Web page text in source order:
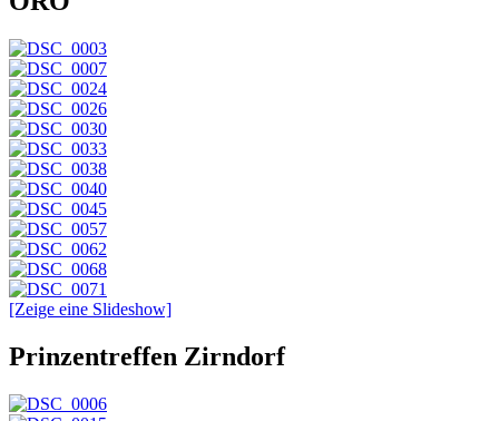
[Zeige eine Slideshow]
Prinzentreffen Zirndorf